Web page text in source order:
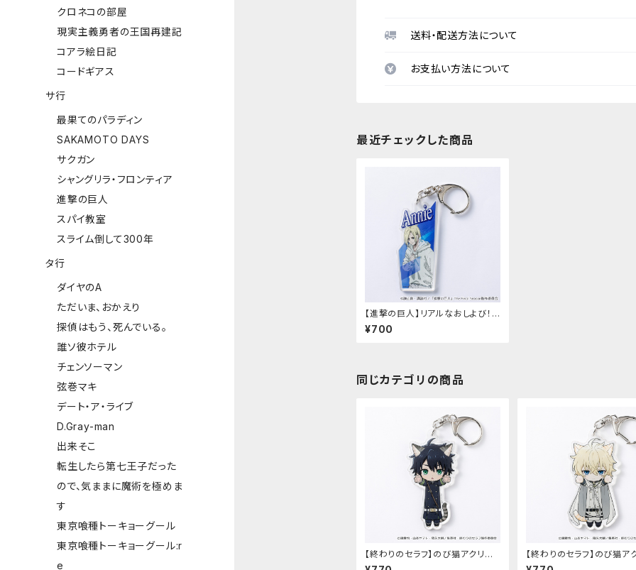
送料・配送方法について
お支払い方法について
最近チェックした商品
【進撃の巨人】リアルなおしよび！ア
クリルキーホルダー（アニ）
¥700
同じカテゴリの商品
【終わりのセラフ】のび猫アクリル
キーホルダー（百夜優一郎）
【終わりのセラフ】のび猫ア
キーホルダー（百夜ミカエラ）
クロネコの部屋
現実主義勇者の王国再建記
コアラ絵日記
コードギアス
サ行
最果てのパラディン
SAKAMOTO DAYS
サクガン
シャングリラ・フロンティア
進撃の巨人
スパイ教室
スライム倒して300年
タ行
ダイヤのA
ただいま、おかえり
探偵はもう、死んでいる。
誰ソ彼ホテル
チェンソーマン
弦巻マキ
デート・ア・ライブ
D.Gray-man
出来そこ
転生したら第七王子だった
ので、気ままに魔術を極めま
す
東京喰種トーキョーグール
東京喰種トーキョーグール:r
e